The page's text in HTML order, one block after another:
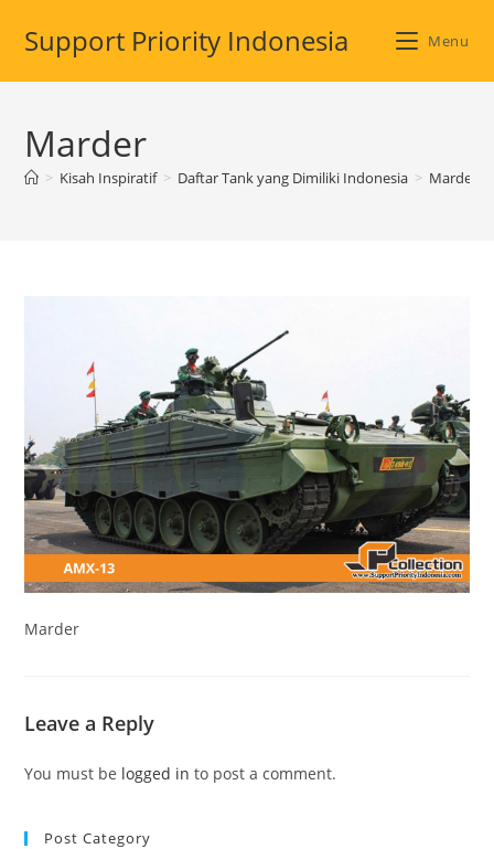
Support Priority Indonesia Menu
Marder
> Kisah Inspiratif > Daftar Tank yang Dimiliki Indonesia > Marder
Marder
Leave a Reply
You must be logged in to post a comment.
Post Category